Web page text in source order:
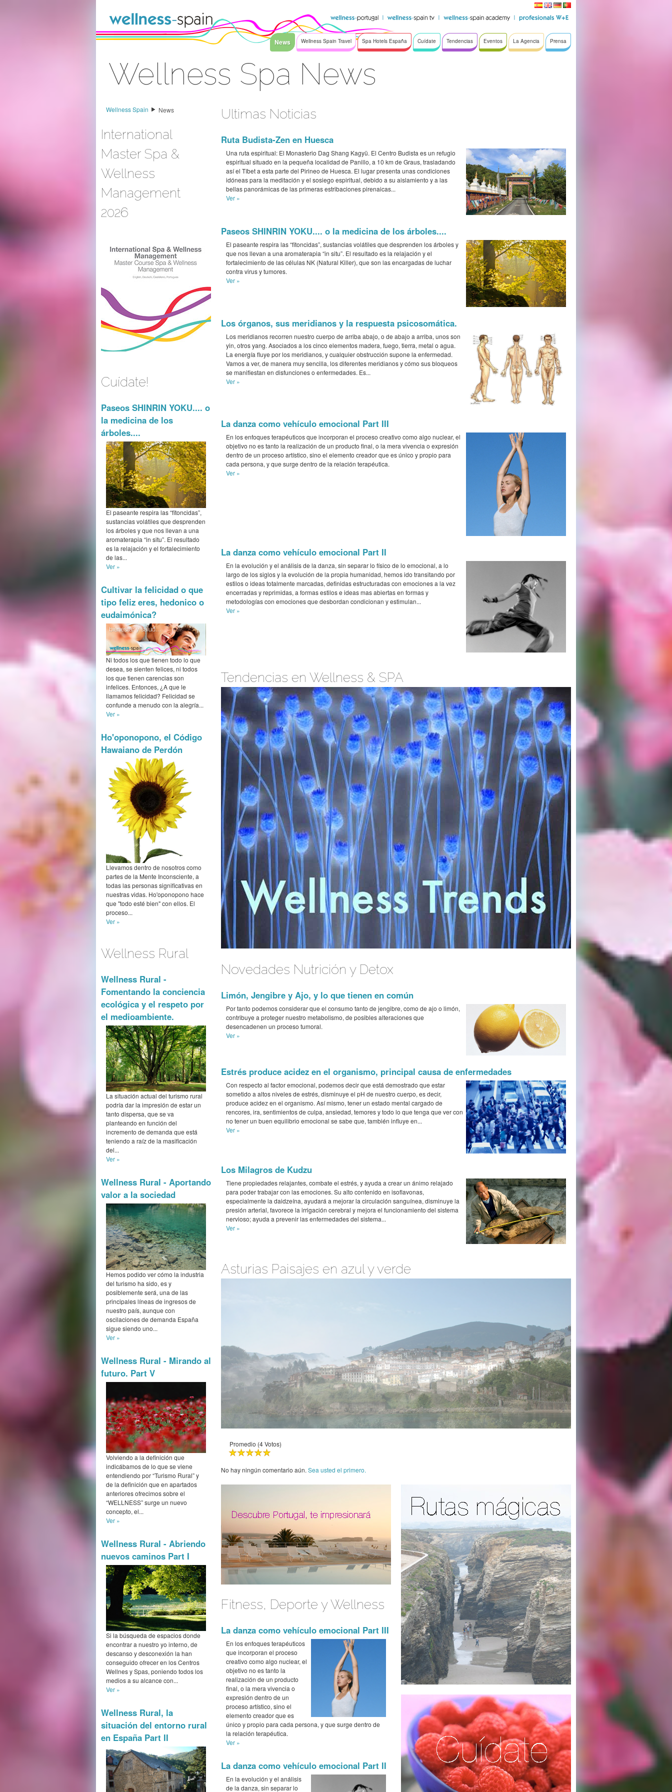
News Wellness Spain Travel Spa Hotels España Cuídate Tendencias Eventos La Agencia Prensa
Wellness Spa News
Wellness Spain
News
International
Master Spa &
Wellness
Management
2026
Cuídate!
Paseos SHINRIN YOKU.... o
la medicina de los
árboles....
El paseante respira las “fitoncidas”,
sustancias volátiles que desprenden
los árboles y que nos llevan a una
aromaterapia “in situ”. El resultado
es la relajación y el fortalecimiento
de las...
Ver »
Cultivar la felicidad o que
tipo feliz eres, hedonico o
eudaimónica?
Ni todos los que tienen todo lo que
desea, se sienten felices, ni todos
los que tienen carencias son
infelices. Entonces, ¿A que le
llamamos felicidad? Felicidad se
confunde a menudo con la alegría...
Ver »
Ho'oponopono, el Código
Hawaiano de Perdón
Llevamos dentro de nosotros como
partes de la Mente Inconsciente, a
todas las personas significativas en
nuestras vidas. Ho'oponopono hace
que "todo esté bien" con ellos. El
proceso...
Ver »
Wellness Rural
Wellness Rural -
Fomentando la conciencia
ecológica y el respeto por
el medioambiente.
La situación actual del turismo rural
podría dar la impresión de estar un
tanto dispersa, que se va
planteando en función del
incremento de demanda que está
teniendo a raíz de la masificación
del...
Ver »
Wellness Rural - Aportando
valor a la sociedad
Hemos podido ver cómo la industria
del turismo ha sido, es y
posiblemente será, una de las
principales líneas de ingresos de
nuestro país, aunque con
oscilaciones de demanda España
sigue siendo uno...
Ver »
Wellness Rural - Mirando al
futuro. Part V
Volviendo a la definición que
indicábamos de lo que se viene
entendiendo por “Turismo Rural” y
de la definición que en apartados
anteriores ofrecimos sobre el
“WELLNESS” surge un nuevo
concepto, el...
Ver »
Wellness Rural - Abriendo
nuevos caminos Part I
Si la búsqueda de espacios donde
encontrar a nuestro yo interno, de
descanso y desconexión la han
conseguido ofrecer en los Centros
Wellnes y Spas, poniendo todos los
medios a su alcance con...
Ver »
Wellness Rural, la
situación del entorno rural
en España Part II
Ultimas Noticias
Ruta Budista-Zen en Huesca
Una ruta espiritual: El Monasterio Dag Shang Kagyü. El Centro Budista es un refugio
espiritual situado en la pequeña localidad de Panillo, a 10 km de Graus, trasladando
así el Tíbet a esta parte del Pirineo de Huesca. El lugar presenta unas condiciones
idóneas para la meditación y el sosiego espiritual, debido a su aislamiento y a las
bellas panorámicas de las primeras estribaciones pirenaicas...
Ver »
Paseos SHINRIN YOKU.... o la medicina de los árboles....
El paseante respira las “fitoncidas”, sustancias volátiles que desprenden los árboles y
que nos llevan a una aromaterapia “in situ”. El resultado es la relajación y el
fortalecimiento de las células NK (Natural Killer), que son las encargadas de luchar
contra virus y tumores.
Ver »
Los órganos, sus meridianos y la respuesta psicosomática.
Los meridianos recorren nuestro cuerpo de arriba abajo, o de abajo a arriba, unos son
yin, otros yang. Asociados a los cinco elementos madera, fuego, tierra, metal o agua.
La energía fluye por los meridianos, y cualquier obstrucción supone la enfermedad.
Vamos a ver, de manera muy sencilla, los diferentes meridianos y cómo sus bloqueos
se manifiestan en disfunciones o enfermedades. Es...
Ver »
La danza como vehículo emocional Part III
En los enfoques terapéuticos que incorporan el proceso creativo como algo nuclear, el
objetivo no es tanto la realización de un producto final, o la mera vivencia o expresión
dentro de un proceso artístico, sino el elemento creador que es único y propio para
cada persona, y que surge dentro de la relación terapéutica.
Ver »
La danza como vehículo emocional Part II
En la evolución y el análisis de la danza, sin separar lo físico de lo emocional, a lo
largo de los siglos y la evolución de la propia humanidad, hemos ido transitando por
estilos o ideas totalmente marcadas, definidas estructuradas con emociones a la vez
encerradas y reprimidas, a formas estilos e ideas mas abiertas en formas y
metodologías con emociones que desbordan condicionan y estimulan...
Ver »
Tendencias en Wellness & SPA
Novedades Nutrición y Detox
Limón, Jengibre y Ajo, y lo que tienen en común
Por tanto podemos considerar que el consumo tanto de jengibre, como de ajo o limón,
contribuye a proteger nuestro metabolismo, de posibles alteraciones que
desencadenen un proceso tumoral.
Ver »
Estrés produce acidez en el organismo, principal causa de enfermedades
Con respecto al factor emocional, podemos decir que está demostrado que estar
sometido a altos niveles de estrés, disminuye el pH de nuestro cuerpo, es decir,
produce acidez en el organismo. Así mismo, tener un estado mental cargado de
rencores, ira, sentimientos de culpa, ansiedad, temores y todo lo que tenga que ver con
no tener un buen equilibrio emocional se sabe que, también influye en...
Ver »
Los Milagros de Kudzu
Tiene propiedades relajantes, combate el estrés, y ayuda a crear un ánimo relajado
para poder trabajar con las emociones. Su alto contenido en isoflavonas,
especialmente la daidzeína, ayudará a mejorar la circulación sanguínea, disminuye la
presión arterial, favorece la irrigación cerebral y mejora el funcionamiento del sistema
nervioso; ayuda a prevenir las enfermedades del sistema...
Ver »
Asturias Paisajes en azul y verde
Promedio (4 Votos)
No hay ningún comentario aún. Sea usted el primero.
Fitness, Deporte y Wellness
La danza como vehículo emocional Part III
En los enfoques terapéuticos
que incorporan el proceso
creativo como algo nuclear, el
objetivo no es tanto la
realización de un producto
final, o la mera vivencia o
expresión dentro de un
proceso artístico, sino el
elemento creador que es
único y propio para cada persona, y que surge dentro de
la relación terapéutica.
Ver »
La danza como vehículo emocional Part II
En la evolución y el análisis
de la danza, sin separar lo